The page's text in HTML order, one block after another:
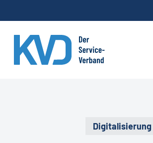
to
main
content
Digitalisierung